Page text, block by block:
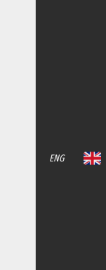
ENG